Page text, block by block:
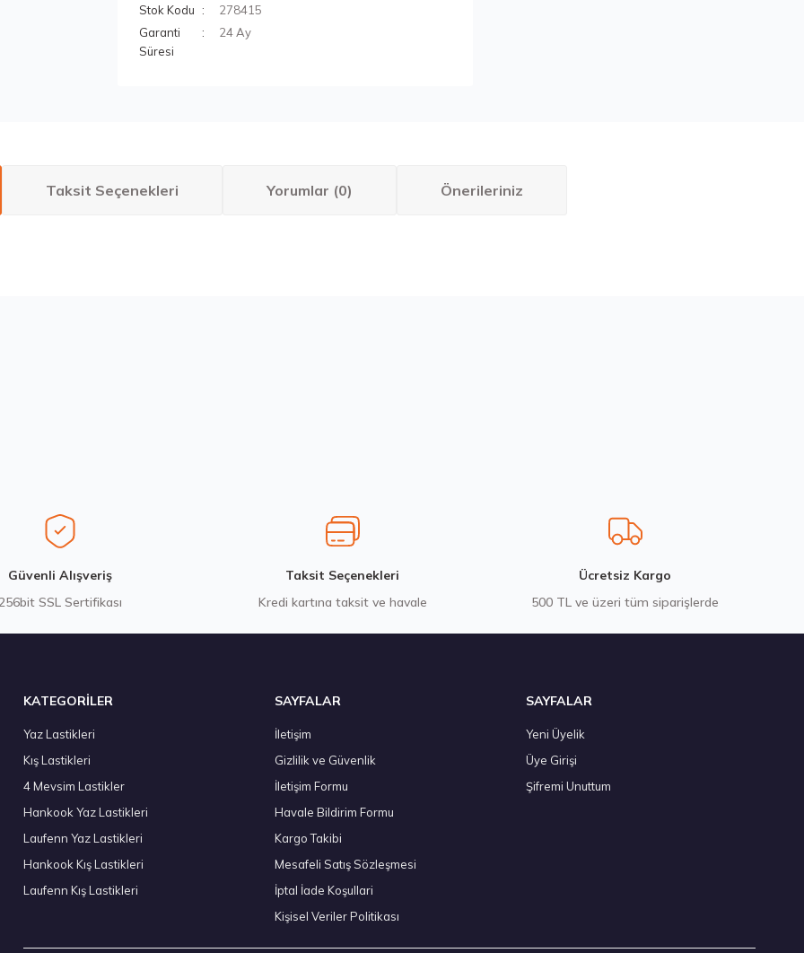
Stok Kodu
278415
Garanti
Süresi
24 Ay
Taksit Seçenekleri Yorumlar (0) Önerileriniz
235/55 R19 101Y Ecsta PS71 2026
6.792,50 ₺
Sava 215/55 R17 98W XL Intensa UHP 2 FP Yaz 2026
4.675,00 ₺
Hankook 285/45 R19 111Y XL Ventus evo SUV K137A Yaz 2026
11.025,02 ₺
Stokta 12 Adet
Güvenli Alışveriş
SSL Sertifikası
Taksit Seçenekleri
Kredi kartına taksit ve havale
Ücretsiz Kargo
500 TL ve üzeri tüm siparişlerde
KATEGORİLER
Yaz Lastikleri
Kış Lastikleri
4 Mevsim Lastikler
Hankook Yaz Lastikleri
Laufenn Yaz Lastikleri
Hankook Kış Lastikleri
Laufenn Kış Lastikleri
SAYFALAR
İletişim
Gizlilik ve Güvenlik
İletişim Formu
Havale Bildirim Formu
Kargo Takibi
Mesafeli Satış Sözleşmesi
İptal İade Koşullari
Kişisel Veriler Politikası
SAYFALAR
Yeni Üyelik
Üye Girişi
Şifremi Unuttum